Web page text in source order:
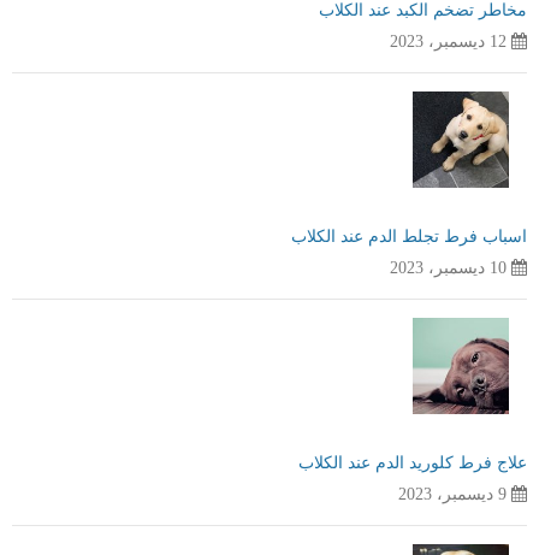
مخاطر تضخم الكبد عند الكلاب
12 ديسمبر، 2023
اسباب فرط تجلط الدم عند الكلاب
10 ديسمبر، 2023
علاج فرط كلوريد الدم عند الكلاب
9 ديسمبر، 2023